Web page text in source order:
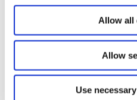
Allow all
Allow
Use
belønnes, alle
deres
Alle studerende
teknologiens
begrænsninger.
hurtig studiestart. Og
så der i højere grad bliver et
og studie, og færre falder fra.
uddannelserne. Der skal
og mere plads til åbne